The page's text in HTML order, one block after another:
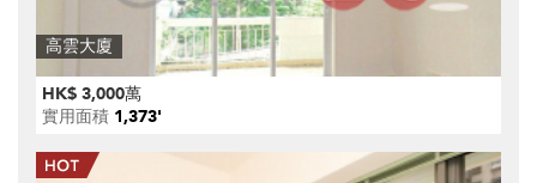
高雲大廈
HK$ 3,000萬
實用面積 1,373'